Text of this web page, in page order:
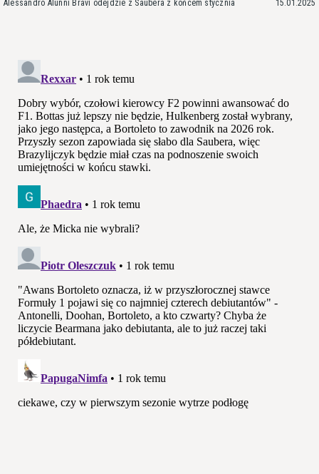
Alessandro Alunni Bravi odejdzie z Saubera z końcem stycznia 15.01.2025